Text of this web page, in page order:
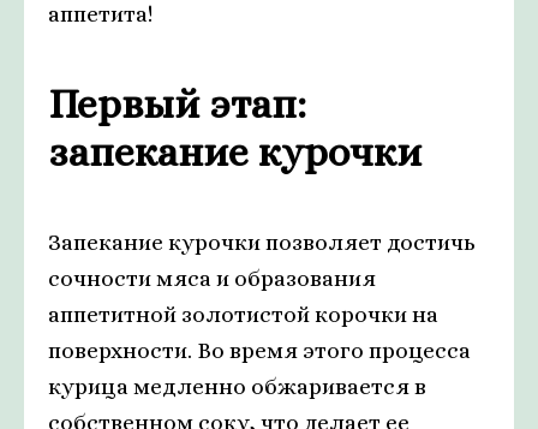
аппетита!
Первый этап:
запекание курочки
Запекание курочки позволяет достичь
сочности мяса и образования
аппетитной золотистой корочки на
поверхности. Во время этого процесса
курица медленно обжаривается в
собственном соку, что делает ее